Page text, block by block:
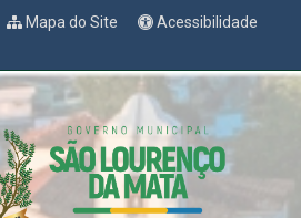
Mapa do Site
Acessibilidade